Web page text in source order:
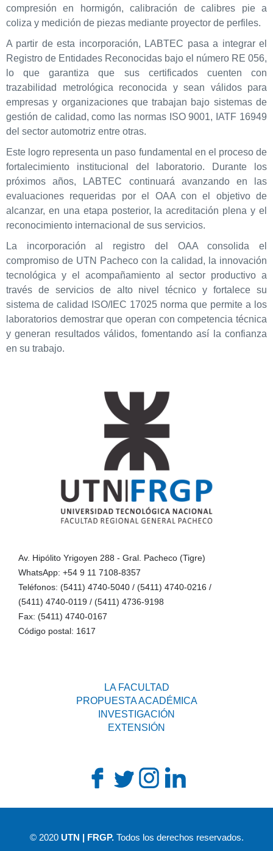
compresión en hormigón, calibración de calibres pie a
coliza y medición de piezas mediante proyector de perfiles.
A partir de esta incorporación, LABTEC pasa a integrar el
Registro de Entidades Reconocidas bajo el número RE 056,
lo que garantiza que sus certificados cuenten con
trazabilidad metrológica reconocida y sean válidos para
empresas y organizaciones que trabajan bajo sistemas de
gestión de calidad, como las normas ISO 9001, IATF 16949
del sector automotriz entre otras.
Este logro representa un paso fundamental en el proceso de
fortalecimiento institucional del laboratorio. Durante los
próximos años, LABTEC continuará avanzando en las
evaluaciones requeridas por el OAA con el objetivo de
alcanzar, en una etapa posterior, la acreditación plena y el
reconocimiento internacional de sus servicios.
La incorporación al registro del OAA consolida el
compromiso de UTN Pacheco con la calidad, la innovación
tecnológica y el acompañamiento al sector productivo a
través de servicios de alto nivel técnico y fortalece su
sistema de calidad ISO/IEC 17025 norma que permite a los
laboratorios demostrar que operan con competencia técnica
y generan resultados válidos, fomentando así la confianza
en su trabajo.
Av. Hipólito Yrigoyen 288 - Gral. Pacheco (Tigre)
WhatsApp: +54 9 11 7108-8357
Teléfonos: (5411) 4740-5040 / (5411) 4740-0216 /
(5411) 4740-0119 / (5411) 4736-9198
Fax: (5411) 4740-0167
Código postal: 1617
LA FACULTAD
PROPUESTA ACADÉMICA
INVESTIGACIÓN
EXTENSIÓN
© 2020 UTN | FRGP. Todos los derechos reservados.